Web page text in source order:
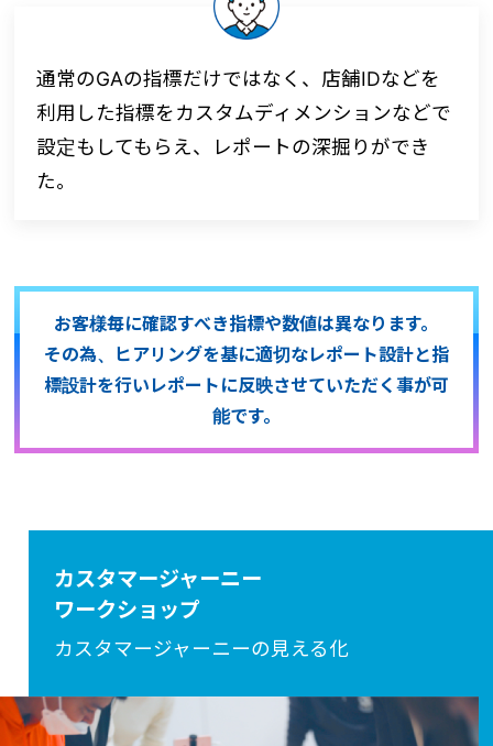
通常のGAの指標だけではなく、店舗IDなどを
利用した指標をカスタムディメンションなどで
設定もしてもらえ、レポートの深掘りができ
た。
お客様毎に確認すべき指標や数値は異なります。
その為、ヒアリングを基に適切なレポート設計と指
標設計を行い レポートに反映させていただく事が可
能です。
カスタマージャーニー
ワークショップ
カスタマージャーニーの見える化